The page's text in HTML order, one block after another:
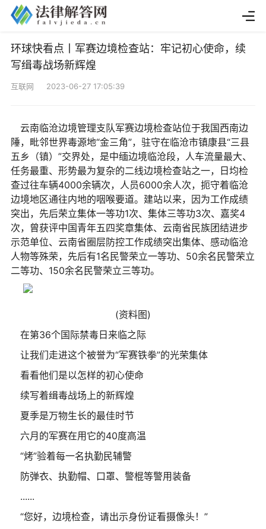
环球快看点丨军赛边境检查站：牢记初心使命，续
写缉毒战场新辉煌
互联网 2023-06-27 17:05:39
云南临沧边境管理支队军赛边境检查站位于我国西南边
陲，毗邻世界毒源地“金三角”，驻守在临沧市镇康县“三县
五乡（镇）”交界处，是中缅边境临沧段，人车流量最大、
任务最重、形势最为复杂的二线边境检查站之一，日均检
查过往车辆4000余辆次，人员6000余人次，扼守着临沧
边境地区通往内地的咽喉要道。建站以来，因为工作成绩
突出，先后荣立集体一等功1次、集体三等功3次、嘉奖4
次，曾获评中国青年五四奖章集体、云南省民族团结进步
示范单位、云南省圈层防控工作成绩突出集体、感动临沧
人物等殊荣，先后有1名民警荣立一等功、50余名民警荣立
二等功、150余名民警荣立三等功。
(资料图)
在第36个国际禁毒日来临之际
让我们走进这个被誉为“军赛铁拳”的光荣集体
看看他们是以怎样的初心使命
续写着缉毒战场上的新辉煌
夏季是万物生长的最佳时节
六月的军赛在用它的40度高温
“烤”验着每一名执勤民辅警
防弹衣、执勤帽、口罩、警棍等警用装备
......
“您好，边境检查，请出示身份证看摄像头！”